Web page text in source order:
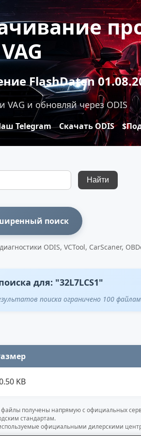
VAG
FlashDaten
и обновляй через ODIS
Telegram Скачать ODIS
Найти
поиск
ODIS, VCTool, CarScaner,
для: "32L7LCS1"
поиска ограничено 100
KB
файлы получены напрямую с официальных
стандартам.
официальными дилерскими